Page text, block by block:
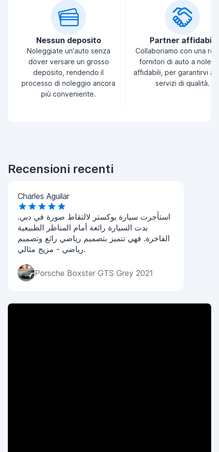
Nessun deposito
Noleggiate un'auto senza
dover versare un grosso
deposito, rendendo il
processo di noleggio ancora
più conveniente.
Partner affidabili
Collaboriamo con una
fornitori di auto a
affidabili, per garantirvi
servizi di qualità.
Recensioni recenti
Charles Aguilar
استأجرت سيارة بوكستر لالتقاط صورة في دبي.
بدت السيارة رائعة أمام المناظر الطبيعية
الفاخرة. فهي تتميز بتصميم رياضي رائع وتصميم
رياضي - مزيج مثالي.
Porsche Boxster GTS Grey 2021